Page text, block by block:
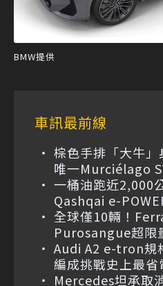
BMW提供
車訊最前線
棕色手排「大牛
唯一Murciélago
一桶油跑近2,000
Qashqai e-
全球僅10輛！
Purosangue超限
Audi A2 e-tron規
編成挑戰史上最省
Mercedes坦承取